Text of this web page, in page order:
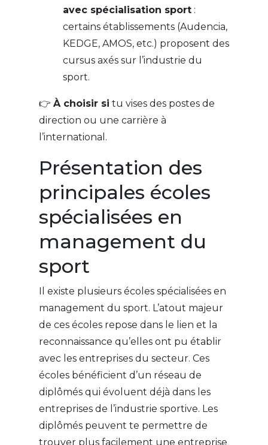
avec spécialisation sport:
certains établissements (Audencia,
KEDGE, AMOS, etc.) proposent des
cursus axés sur l’industrie du
sport.
👉 À choisir si tu vises des postes de
direction ou une carrière à
l’international.
Présentation des
principales écoles
spécialisées en
management du
sport
Il existe plusieurs écoles spécialisées en
management du sport. L’atout majeur
de ces écoles repose dans le lien et la
reconnaissance qu’elles ont pu établir
avec les entreprises du secteur. Ces
écoles bénéficient d’un réseau de
diplômés qui évoluent déjà dans les
entreprises de l’industrie sportive. Les
diplômés peuvent te permettre de
trouver plus facilement une entreprise